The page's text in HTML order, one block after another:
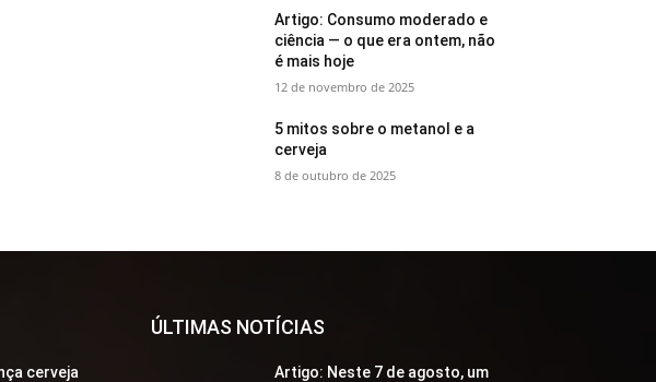
Artigo: Consumo moderado e
ciência — o que era ontem, não
é mais hoje
12 de novembro de 2025
5 mitos sobre o metanol e a
cerveja
8 de outubro de 2025
cerveja
ÚLTIMAS NOTÍCIAS
Artigo: Neste 7 de agosto, um